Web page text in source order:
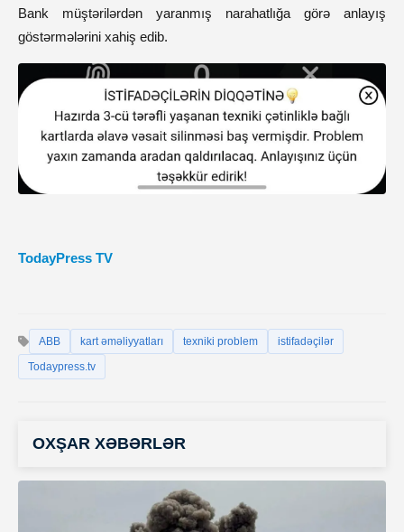
Bank müştərilərdən yaranmış narahatlığa görə anlayış
göstərmələrini xahiş edib.
TodayPress TV
ABB kart əməliyyatları texniki problem
istifadəçilər
Todaypress.tv
OXŞAR XƏBƏRLƏR